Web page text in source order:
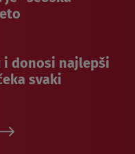
i donosi najlepši
svaki